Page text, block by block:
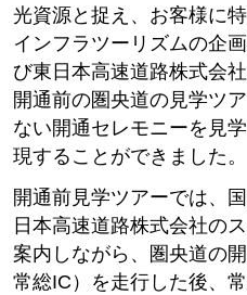
光資源と捉え、お客様に
インフラツーリズムの企
び東日本高速道路株式会
開通前の圏央道の見学ツ
ない開通セレモニーを見
現することができました。
開通前見学ツアーでは、
日本高速道路株式会社の
案内しながら、圏央道の
常総IC）を走行した後、